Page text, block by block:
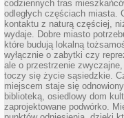
codziennych tras
odległych częściach miasta.
kontaktu z naturą częściej,
wydaje. Dobre miasto
które budują lokalną
wyłącznie o zabytki czy
ale o przestrzenie
toczy się życie sąsiedzkie.
miejscem staje się
biblioteką, osiedlowy dom
zaprojektowane podwórko.